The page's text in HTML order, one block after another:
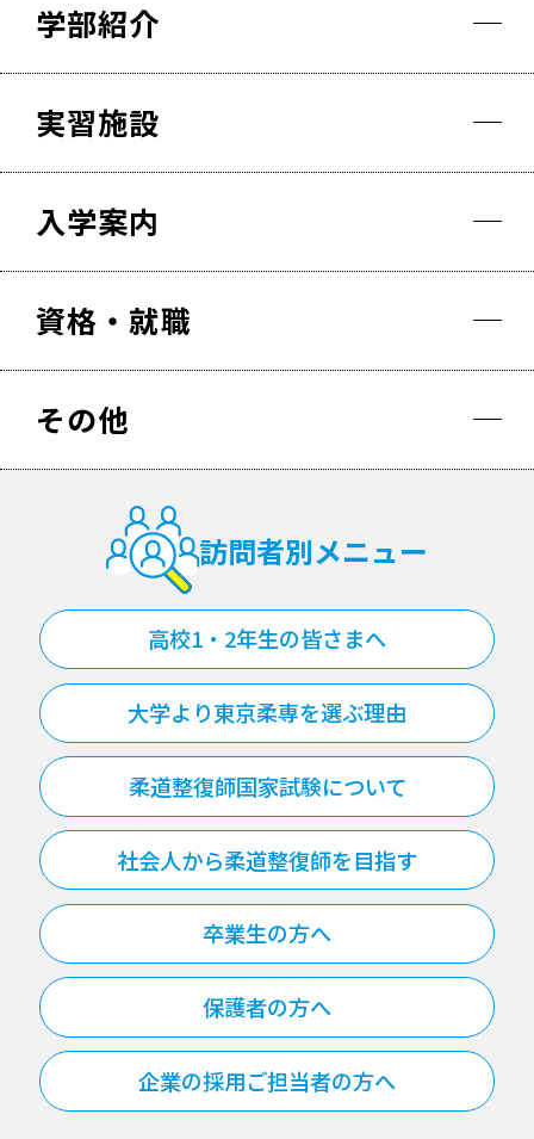
学部紹介
実習施設
入学案内
資格・就職
その他
訪問者別メニュー
高校1・2年生の皆さまへ
大学より東京柔専を選ぶ理由
柔道整復師国家試験について
社会人から柔道整復師を目指す
卒業生の方へ
保護者の方へ
企業の採用ご担当者の方へ